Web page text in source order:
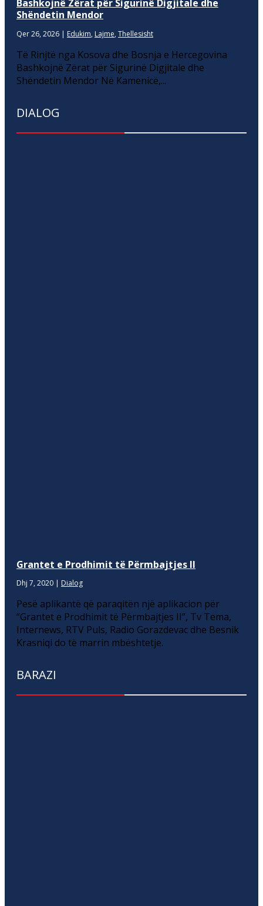
Bashkojnë Zërat për Sigurinë Digjitale dhe
Shëndetin Mendor
Qer 26, 2026 | Edukim, Lajme, Thellesisht
Të Rinjtë nga Kosova dhe Bosnja e Hercegovina
Bashkojnë Zërat për Sigurinë Digjitale dhe
Shëndetin Mendor Në Kamenicë,...
DIALOG
Grantet e Prodhimit të Përmbajtjes II
Dhj 7, 2020 | Dialog
Pesë aplikantë që paraqitën një aplikacion për
“Grantet e Prodhimit të Përmbajtjes II”, Tv Tema,
Internews, RTV Puls, Radio Gorazdevac dhe Besnik
Krasniqi do të marrin mbështetje.
BARAZI